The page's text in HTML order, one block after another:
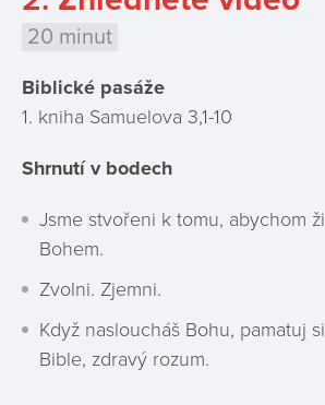
20 minut
Biblické pasáže
1. kniha Samuelova 3,1-10
Shrnutí v bodech
Jsme stvořeni k tomu, abychom
Bohem.
Zvolni. Zjemni.
Když nasloucháš Bohu, pamatuj
Bible, zdravý rozum.